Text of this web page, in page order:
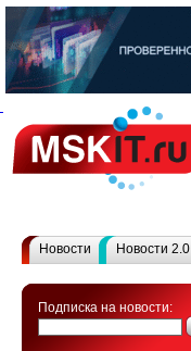
Новости Новости 2.0
Подписка на новости: